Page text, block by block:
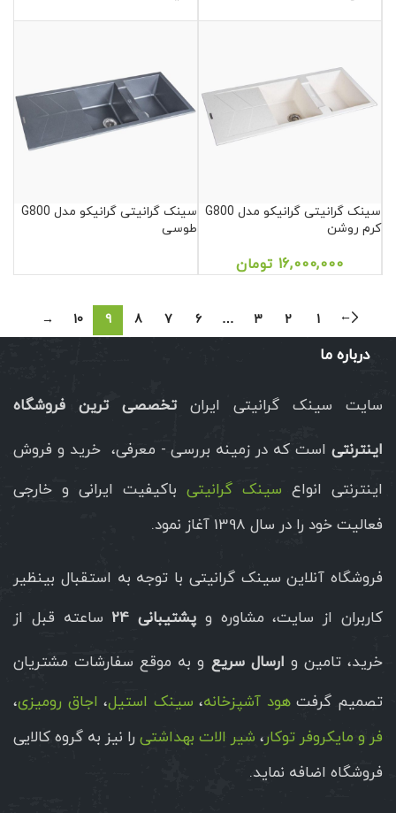
سینک گرانیتی گرانیکو مدل G800
کرم روشن
16,000,000 تومان
سینک گرانیتی گرانیکو مدل G800
طوسی
←
1
2
3
…
6
7
8
9
10
→
درباره ما
سایت سینک گرانیتی ایرانتخصصی ترین فروشگاه
اینترنتی است که در زمینه بررسی - معرفی، خرید و فروش
اینترنتی انواع سینک گرانیتی باکیفیت ایرانی و خارجی
فعالیت خود را در سال 1398 آغاز نمود.
فروشگاه آنلاین سینک گرانیتی با توجه به استقبال بینظیر
کاربران از سایت، مشاوره وپشتیبانی 24 ساعته قبل از
خرید، تامین و ارسال سریع و به موقع سفارشات مشتریان
تصمیم گرفتهود آشپزخانه، سینک استیل، اجاق رومیزی،
فر و مایکروفر توکار، شیر الات بهداشتی را نیز به گروه کالایی
فروشگاه اضافه نماید.